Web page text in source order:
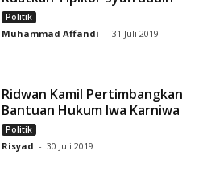
Politik
Muhammad Affandi - 31 Juli 2019
Ridwan Kamil Pertimbangkan
Bantuan Hukum Iwa Karniwa
Politik
Risyad - 30 Juli 2019